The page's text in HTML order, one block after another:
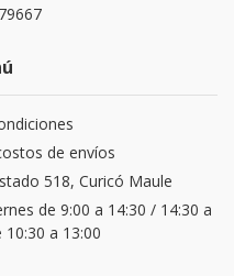
de envíos
518, Curicó Maule
de 9:00 a 14:30 / 14:30 a
10:30 a 13:00